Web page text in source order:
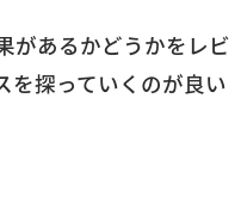
があるかどうかをレビ
を探っていくのが良い